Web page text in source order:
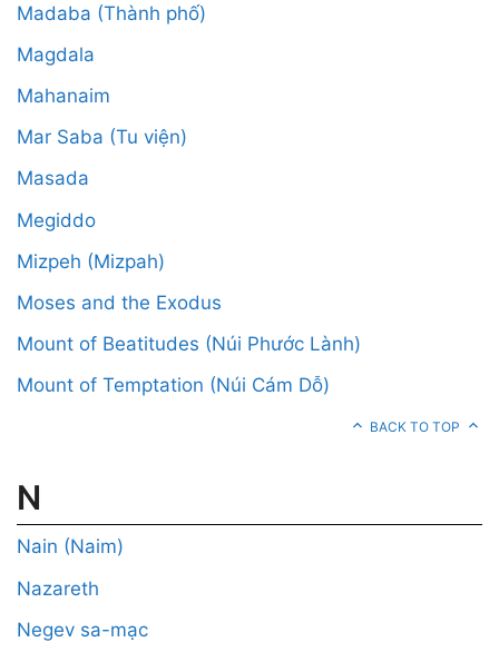
Madaba (Thành phố)
Magdala
Mahanaim
Mar Saba (Tu viện)
Masada
Megiddo
Mizpeh (Mizpah)
Moses and the Exodus
Mount of Beatitudes (Núi Phước Lành)
Mount of Temptation (Núi Cám Dỗ)
BACK TO TOP
N
Nain (Naim)
Nazareth
Negev sa-mạc